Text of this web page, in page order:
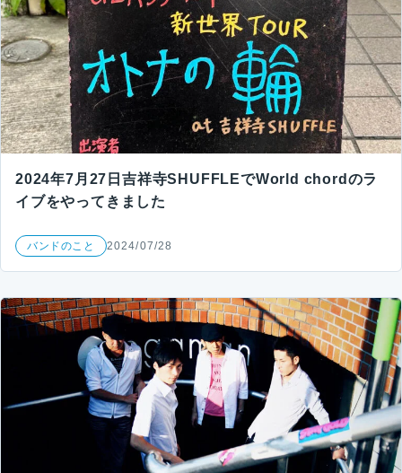
2024年7月27日吉祥寺SHUFFLEでWorld chordのラ
イブをやってきました
バンドのこと 2024/07/28